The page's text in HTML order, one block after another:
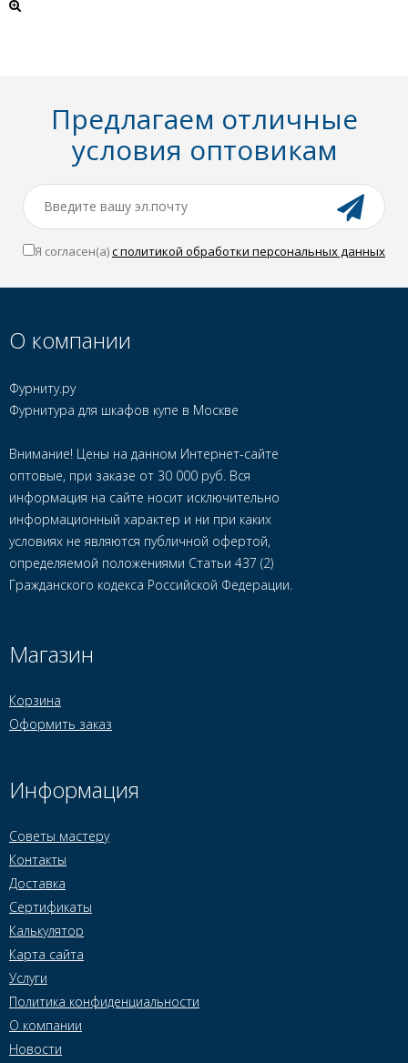
Предлагаем отличные
условия оптовикам
Я согласен(a)с политикой обработки персональных данных
О компании
Фурниту.ру
Фурнитура для шкафов купе в Москве
Внимание! Цены на данном Интернет-сайте
оптовые, при заказе от 30 000 руб. Вся
информация на сайте носит исключительно
информационный характер и ни при каких
условиях не являются публичной офертой,
определяемой положениями Статьи 437 (2)
Гражданского кодекса Российской Федерации.
Магазин
Корзина
Оформить заказ
Информация
Советы мастеру
Контакты
Доставка
Сертификаты
Калькулятор
Карта сайта
Услуги
Политика конфиденциальности
О компании
Новости